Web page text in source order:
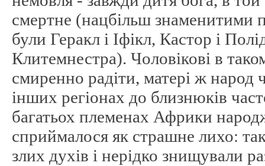
смертне (нацбільш знаменитими
були Геракл і Іфікл, Кастор і
Клитемнестра). Чоловікові в
смиренно радіти, матері ж народ
інших регіонах до близнюків
багатьох племенах Африки
сприймалося як страшне лихо:
злих духів і нерідко знищували